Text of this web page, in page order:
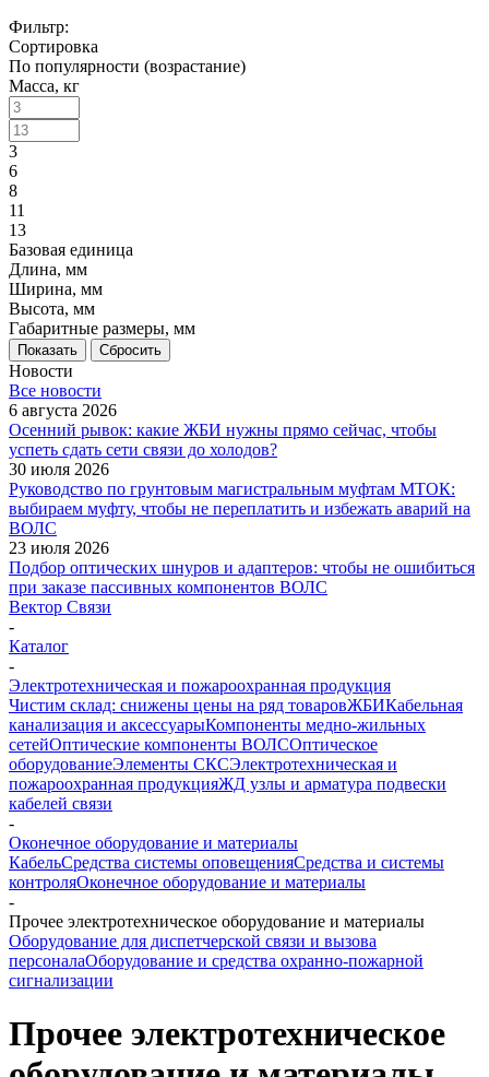
Фильтр:
Сортировка
По популярности (возрастание)
Масса, кг
3
6
8
11
13
Базовая единица
Длина, мм
Ширина, мм
Высота, мм
Габаритные размеры, мм
Показать Сбросить
Новости
Все новости
6 августа 2026
Осенний рывок: какие ЖБИ нужны прямо сейчас, чтобы
успеть сдать сети связи до холодов?
30 июля 2026
Руководство по грунтовым магистральным муфтам МТОК:
выбираем муфту, чтобы не переплатить и избежать аварий на
ВОЛС
23 июля 2026
Подбор оптических шнуров и адаптеров: чтобы не ошибиться
при заказе пассивных компонентов ВОЛС
Вектор Связи
-
Каталог
-
Электротехническая и пожароохранная продукция
Чистим склад: снижены цены на ряд товаровЖБИКабельная
канализация и аксессуарыКомпоненты медно-жильных
сетейОптические компоненты ВОЛСОптическое
оборудованиеЭлементы СКСЭлектротехническая и
пожароохранная продукцияЖД узлы и арматура подвески
кабелей связи
-
Оконечное оборудование и материалы
КабельСредства системы оповещенияСредства и системы
контроляОконечное оборудование и материалы
-
Прочее электротехническое оборудование и материалы
Оборудование для диспетчерской связи и вызова
персоналаОборудование и средства охранно-пожарной
сигнализации
Прочее электротехническое